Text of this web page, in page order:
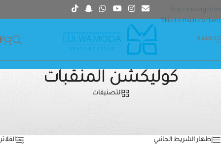
Skip to navigation
Skip to main content
القائمة
كوليكشن المنقبات
التصنيفات
إظهار الشريط الجانبي الفلاتر